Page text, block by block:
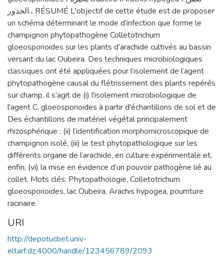
الجذور.، RÉSUMÉ L'objectif de cette étude est de proposer
un schéma déterminant le mode d’infection que forme le
champignon phytopathogène Colletotrichum
gloeosporioides sur les plants d’arachide cultivés au bassin
versant du lac Oubeira. Des techniques microbiologiques
classiques ont été appliquées pour l’isolement de l’agent
phytopathogène causal du flétrissement des plants repérés
sur champ, il s’agit de (i) l'isolement microbiologique de
l'agent C. gloeosporioides à partir d'échantillons de sol et de
Des échantillons de matériel végétal principalement
rhizosphérique ; (ii) l’identification morphomicroscopique de
champignon isolé, (iii) le test phytopathologique sur les
différents organe de l’arachide, en culture expérimentale et,
enfin, (vi) la mise en évidence d’un pouvoir pathogène lié au
collet. Mots clés: Phytopathologie, Colletotrichum
gloeosporioides, lac Oubeira, Arachis hypogea, pourriture
racinaire.
URI
http://depotucbet.univ-
eltarf.dz:4000/handle/123456789/2093